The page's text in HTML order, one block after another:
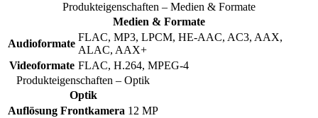
Produkteigenschaften – Medien & Formate
Medien & Formate
Audioformate
FLAC, MP3, LPCM, HE-AAC, AC3, AAX,
ALAC, AAX+
Videoformate FLAC, H.264, MPEG-4
Produkteigenschaften – Optik
Optik
Auflösung Frontkamera 12 MP